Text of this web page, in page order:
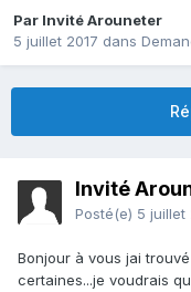
Par Invité Arouneter
5 juillet 2017 dans
Invité
Posté(e) 5 juillet
Bonjour à vous jai
certaines...je voudrais